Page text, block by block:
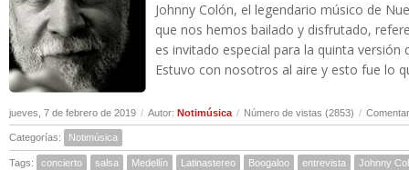
Johnny Colón, el legendario músico de
que nos hemos bailado y disfrutado,
es invitado especial para la quinta versión
Estuvo con nosotros al aire y esto fue lo
jueves, 7 de febrero de 2019 / Autor: Notimúsica / Número de vistas (2853) /
Categorías: Notimúsica
Tags: concierto salsa Medellín Latinastereo Boogaloo entrevista Johnny